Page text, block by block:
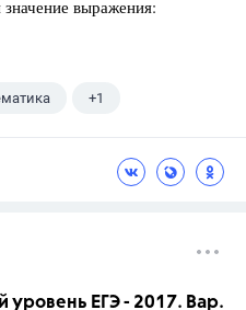
выражения:
+1
уровень ЕГЭ - 2017. Вар.